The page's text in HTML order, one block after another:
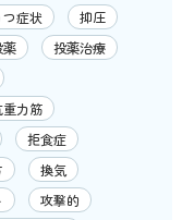
症状
抑圧
薬
投薬治療
重力筋
拒食症
換気
攻撃的